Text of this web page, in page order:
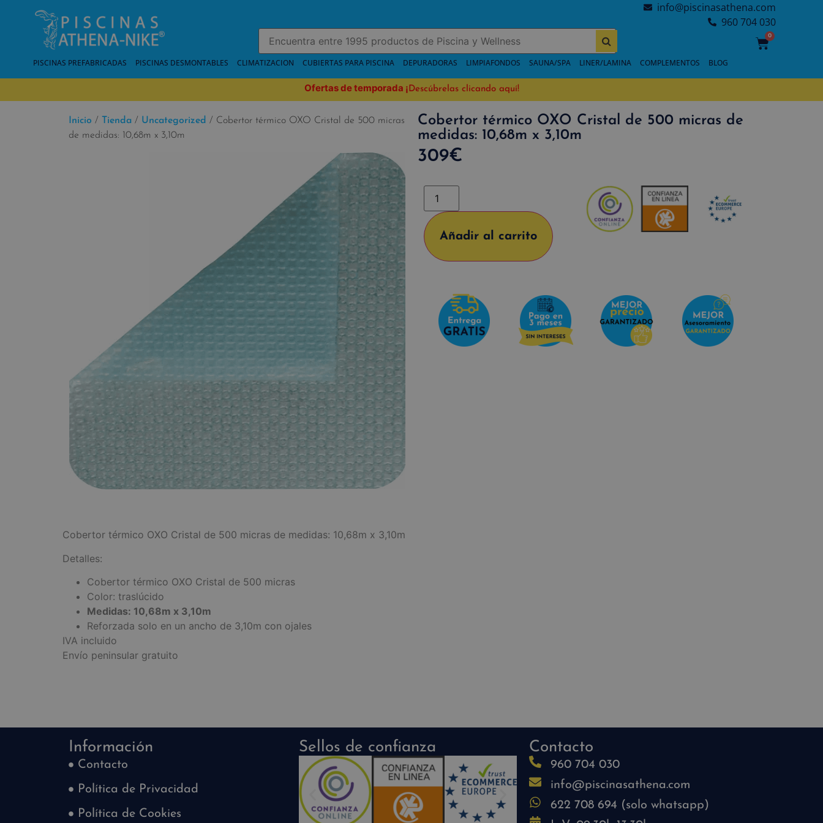
info@piscinasathena.com
960 704 030
0
PISCINAS PREFABRICADAS PISCINAS DESMONTABLES CLIMATIZACION CUBIERTAS PARA PISCINA DEPURADORAS LIMPIAFONDOS SAUNA/SPA LINER/LAMINA COMPLEMENTOS BLOG
Ofertas de temporada ¡ Descúbrelas clicando aquí!
Inicio / Tienda / Uncategorized / Cobertor térmico OXO Cristal de 500 micras
de medidas: 10,68m x 3,10m
Cobertor térmico OXO Cristal de 500 micras de
medidas: 10,68m x 3,10m
309€
Añadir al carrito
Cobertor térmico OXO Cristal de 500 micras de medidas: 10,68m x 3,10m
Detalles:
Cobertor térmico OXO Cristal de 500 micras
Color: traslúcido
Medidas: 10,68m x 3,10m
Reforzada solo en un ancho de 3,10m con ojales
IVA incluido
Envío peninsular gratuito
Información
Contacto
Política de Privacidad
Política de Cookies
Sellos de confianza Contacto
960 704 030
info@piscinasathena.com
622 708 694 (solo whatsapp)